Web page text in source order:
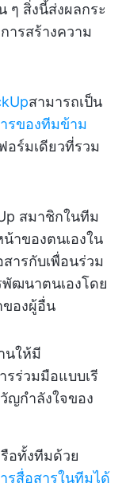
ๆ สิ่งนี้ส่งผลกระ
รสร้างความ
สามารถเป็น
รของทีมข้าม
ร์มเดียวที่รวม
สมาชิกในทีม
าของตนเองใน
ารกับเพื่อนร่วม
ฒนาตนเองโดย
องผู้อื่น
นให้มี
รร่วมมือแบบเรี
ญกำลังใจของ
อทั้งทีมด้วย
รสื่อสารในทีมได้